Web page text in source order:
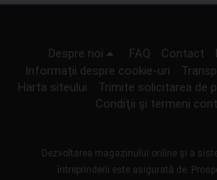
Despre noi FAQ Contact
Informații despre cookie-uri
Harta siteului
Trimite solicitarea de
Condiţii şi termeni
Dezvoltarea magazinului online şi a
întreprinderii este asigurată de: